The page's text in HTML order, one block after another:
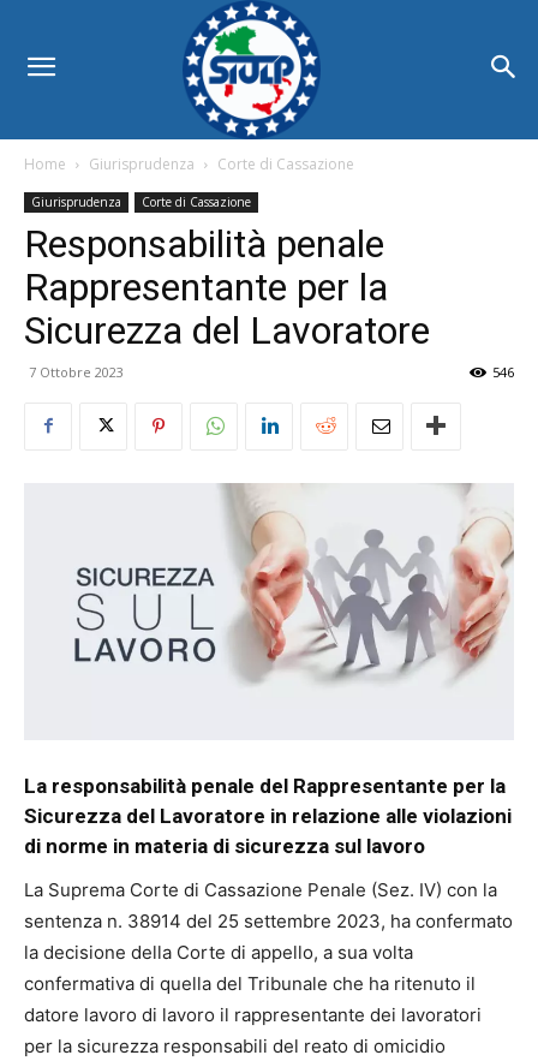
Home Giurisprudenza Corte di Cassazione
Giurisprudenza Corte di Cassazione
Responsabilità penale
Rappresentante per la
Sicurezza del Lavoratore
7 Ottobre 2023 546
La responsabilità penale del Rappresentante per la
Sicurezza del Lavoratore in relazione alle violazioni
di norme in materia di sicurezza sul lavoro
La Suprema Corte di Cassazione Penale (Sez. IV) con la
sentenza n. 38914 del 25 settembre 2023, ha confermato
la decisione della Corte di appello, a sua volta
confermativa di quella del Tribunale che ha ritenuto il
datore lavoro di lavoro il rappresentante dei lavoratori
per la sicurezza responsabili del reato di omicidio